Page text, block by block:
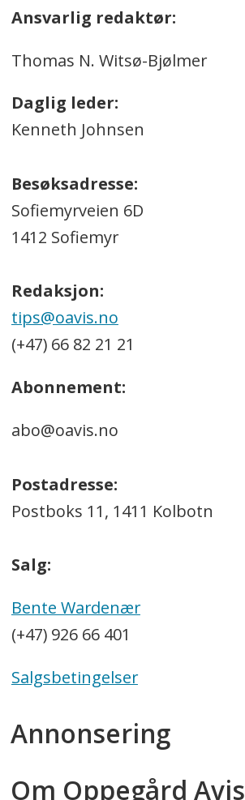
Ansvarlig redaktør:
Thomas N. Witsø-Bjølmer
Daglig leder:
Kenneth Johnsen
Besøksadresse:
Sofiemyrveien 6D
1412 Sofiemyr
Redaksjon:
tips@oavis.no
(+47) 66 82 21 21
Abonnement:
abo@oavis.no
Postadresse:
Postboks 11, 1411 Kolbotn
Salg:
Bente Wardenær
(+47) 926 66 401
Salgsbetingelser
Annonsering
Om Oppegård Avis